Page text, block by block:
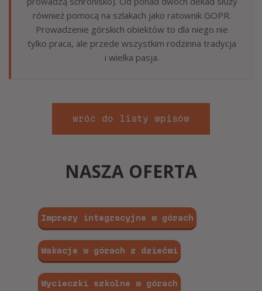
również pomocą na szlakach jako ratownik GOPR.
Prowadzenie górskich obiektów to dla niego nie
tylko praca, ale przede wszystkim rodzinna tradycja
i wielka pasja.
wróć do listy wpisów
NASZA OFERTA
Imprezy integracyjne w górach
Wakacje w górach z dziećmi
Wycieczki szkolne w górach